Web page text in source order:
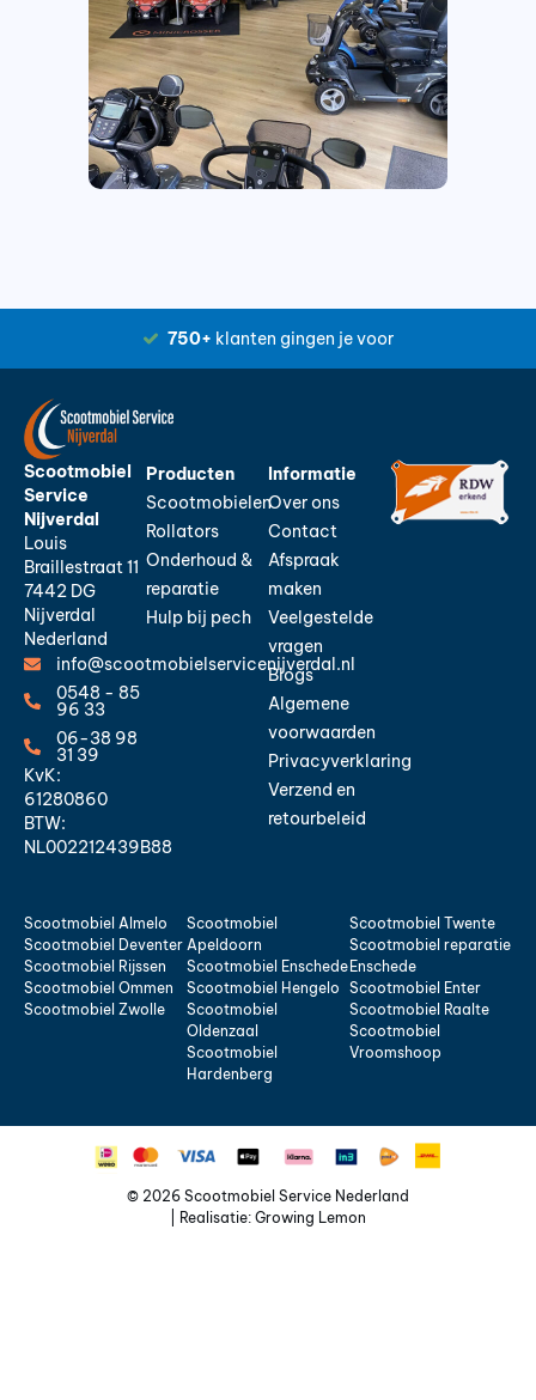
750+ klanten gingen je voor
Scootmobiel
Service
Nijverdal
Louis
Braillestraat 11
7442 DG
Nijverdal
Nederland
info@scootmobielservicenijverdal.nl
0548 - 85
96 33
06-38 98
31 39
KvK:
61280860
BTW:
NL002212439B88
Producten
Scootmobielen
Rollators
Onderhoud &
reparatie
Hulp bij pech
Informatie
Over ons
Contact
Afspraak
maken
Veelgestelde
vragen
Blogs
Algemene
voorwaarden
Privacyverklaring
Verzend en
retourbeleid
Scootmobiel Almelo
Scootmobiel Deventer
Scootmobiel Rijssen
Scootmobiel Ommen
Scootmobiel Zwolle
Scootmobiel
Apeldoorn
Scootmobiel Enschede
Scootmobiel Hengelo
Scootmobiel
Oldenzaal
Scootmobiel
Hardenberg
Scootmobiel Twente
Scootmobiel reparatie
Enschede
Scootmobiel Enter
Scootmobiel Raalte
Scootmobiel
Vroomshoop
© 2026 Scootmobiel Service Nederland
| Realisatie: Growing Lemon